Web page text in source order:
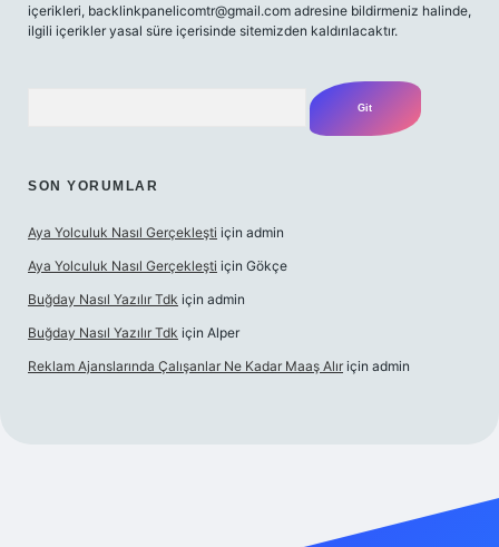
içerikleri, backlinkpanelicomtr@gmail.com adresine bildirmeniz halinde,
ilgili içerikler yasal süre içerisinde sitemizden kaldırılacaktır.
SON YORUMLAR
Aya Yolculuk Nasıl Gerçekleşti için admin
Aya Yolculuk Nasıl Gerçekleşti için Gökçe
Buğday Nasıl Yazılır Tdk için admin
Buğday Nasıl Yazılır Tdk için Alper
Reklam Ajanslarında Çalışanlar Ne Kadar Maaş Alır için admin